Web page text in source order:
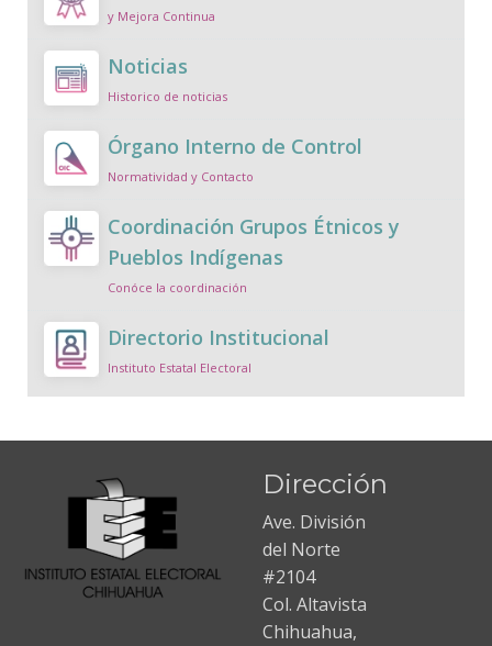
y Mejora Continua
Noticias
Historico de noticias
Órgano Interno de Control
Normatividad y Contacto
Coordinación Grupos Étnicos y
Pueblos Indígenas
Conóce la coordinación
Directorio Institucional
Instituto Estatal Electoral
Dirección
Ave. División
del Norte
#2104
Col. Altavista
Chihuahua,